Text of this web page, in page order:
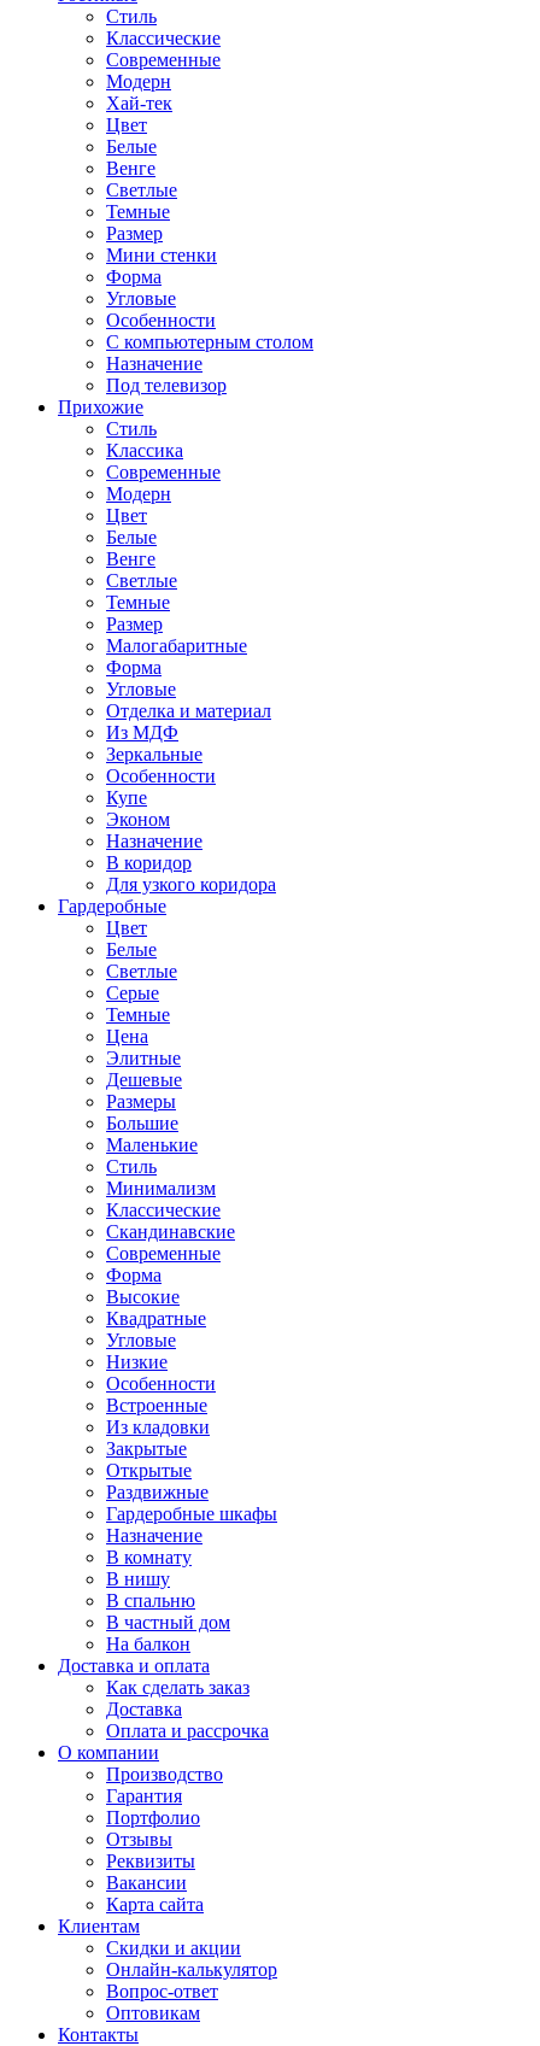
Стиль
Классические
Современные
Модерн
Хай-тек
Цвет
Белые
Венге
Светлые
Темные
Размер
Мини стенки
Форма
Угловые
Особенности
С компьютерным столом
Назначение
Под телевизор
Прихожие
Стиль
Классика
Современные
Модерн
Цвет
Белые
Венге
Светлые
Темные
Размер
Малогабаритные
Форма
Угловые
Отделка и материал
Из МДФ
Зеркальные
Особенности
Купе
Эконом
Назначение
В коридор
Для узкого коридора
Гардеробные
Цвет
Белые
Светлые
Серые
Темные
Цена
Элитные
Дешевые
Размеры
Большие
Маленькие
Стиль
Минимализм
Классические
Скандинавские
Современные
Форма
Высокие
Квадратные
Угловые
Низкие
Особенности
Встроенные
Из кладовки
Закрытые
Открытые
Раздвижные
Гардеробные шкафы
Назначение
В комнату
В нишу
В спальню
В частный дом
На балкон
Доставка и оплата
Как сделать заказ
Доставка
Оплата и рассрочка
О компании
Производство
Гарантия
Портфолио
Отзывы
Реквизиты
Вакансии
Карта сайта
Клиентам
Скидки и акции
Онлайн-калькулятор
Вопрос-ответ
Оптовикам
Контакты